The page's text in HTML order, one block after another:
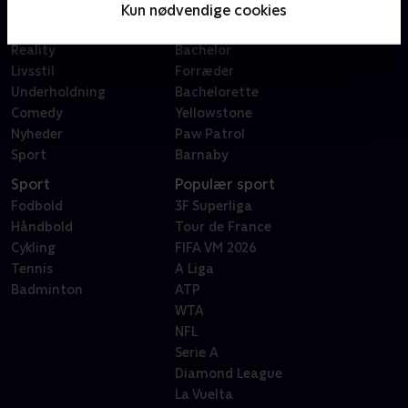
Kun nødvendige cookies
Reality
Livsstil
Underholdning
Comedy
Nyheder
Sport
Sygeplejeskolen
Bachelor
Forræder
Bachelorette
Yellowstone
Paw Patrol
Barnaby
Sport
Fodbold
Håndbold
Cykling
Tennis
Badminton
Populær sport
3F Superliga
Tour de France
FIFA VM 2026
A Liga
ATP
WTA
NFL
Serie A
Diamond League
La Vuelta